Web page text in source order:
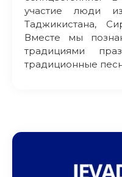
участие люди
Таджикистана,
Вместе мы
традициями
традиционные